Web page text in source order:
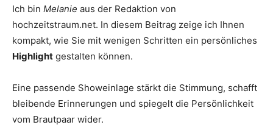
Thema
Ich bin Melanie aus der Redaktion von
hochzeitstraum.net. In diesem Beitrag zeige ich Ihnen
kompakt, wie Sie mit wenigen Schritten ein persönliches
Highlight gestalten können.
Eine passende Showeinlage stärkt die Stimmung, schafft
bleibende Erinnerungen und spiegelt die Persönlichkeit
vom Brautpaar wider.